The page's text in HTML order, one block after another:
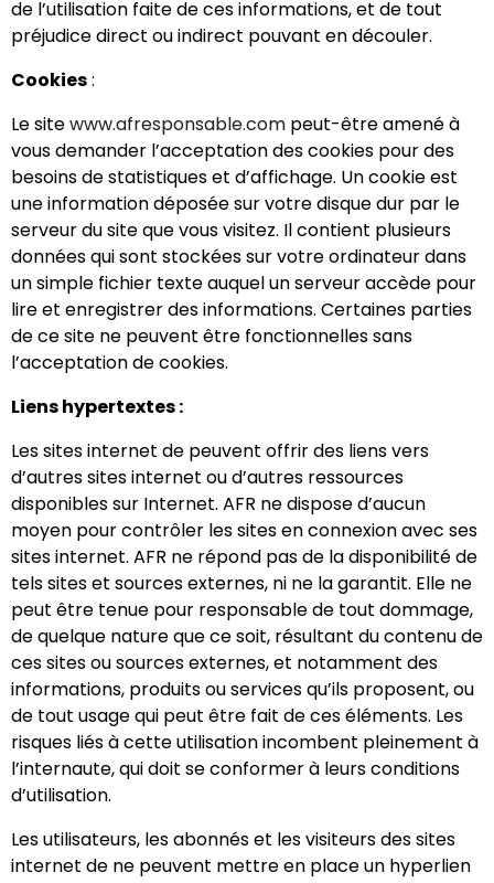
de l’utilisation faite de ces informations, et de tout
préjudice direct ou indirect pouvant en découler.
Cookies:
Le sitewww.afresponsable.com peut-être amené à
vous demander l’acceptation des cookies pour des
besoins de statistiques et d’affichage. Un cookie est
une information déposée sur votre disque dur par le
serveur du site que vous visitez. Il contient plusieurs
données qui sont stockées sur votre ordinateur dans
un simple fichier texte auquel un serveur accède pour
lire et enregistrer des informations. Certaines parties
de ce site ne peuvent être fonctionnelles sans
l’acceptation de cookies.
Liens hypertextes :
Les sites internet de peuvent offrir des liens vers
d’autres sites internet ou d’autres ressources
disponibles sur Internet. AFR ne dispose d’aucun
moyen pour contrôler les sites en connexion avec ses
sites internet. AFR ne répond pas de la disponibilité de
tels sites et sources externes, ni ne la garantit. Elle ne
peut être tenue pour responsable de tout dommage,
de quelque nature que ce soit, résultant du contenu de
ces sites ou sources externes, et notamment des
informations, produits ou services qu’ils proposent, ou
de tout usage qui peut être fait de ces éléments. Les
risques liés à cette utilisation incombent pleinement à
l’internaute, qui doit se conformer à leurs conditions
d’utilisation.
Les utilisateurs, les abonnés et les visiteurs des sites
internet de ne peuvent mettre en place un hyperlien